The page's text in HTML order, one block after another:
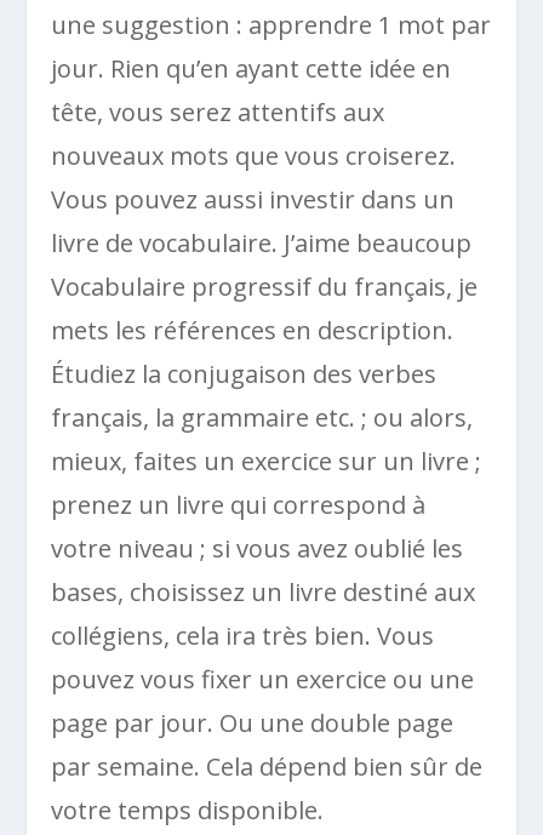
une suggestion : apprendre 1 mot par
jour. Rien qu’en ayant cette idée en
tête, vous serez attentifs aux
nouveaux mots que vous croiserez.
Vous pouvez aussi investir dans un
livre de vocabulaire. J’aime beaucoup
Vocabulaire progressif du français, je
mets les références en description.
Étudiez la conjugaison des verbes
français, la grammaire etc. ; ou alors,
mieux, faites un exercice sur un livre ;
prenez un livre qui correspond à
votre niveau ; si vous avez oublié les
bases, choisissez un livre destiné aux
collégiens, cela ira très bien. Vous
pouvez vous fixer un exercice ou une
page par jour. Ou une double page
par semaine. Cela dépend bien sûr de
votre temps disponible.